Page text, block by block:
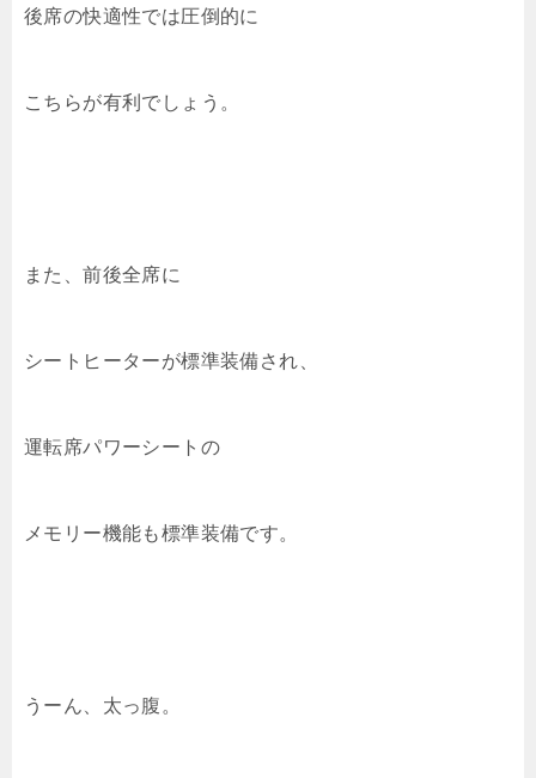
後席の快適性では圧倒的に
こちらが有利でしょう。
また、前後全席に
シートヒーターが標準装備され、
運転席パワーシートの
メモリー機能も標準装備です。
うーん、太っ腹。